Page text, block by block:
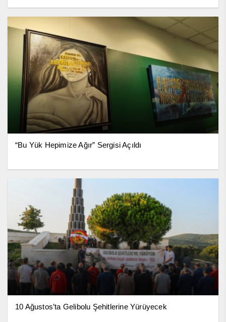
“Bu Yük Hepimize Ağır” Sergisi Açıldı
10 Ağustos’ta Gelibolu Şehitlerine Yürüyecek